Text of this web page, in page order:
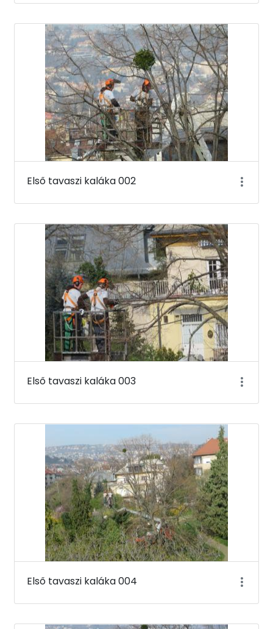
Első tavaszi kaláka 002
Első tavaszi kaláka 003
Első tavaszi kaláka 004